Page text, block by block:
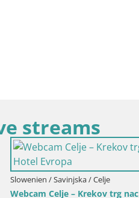
streams
Slowenien / Savinjska / Celje
Webcam Celje – Krekov trg